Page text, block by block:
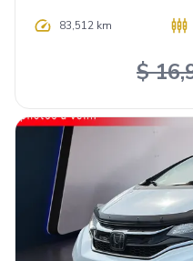
83,512 km
$